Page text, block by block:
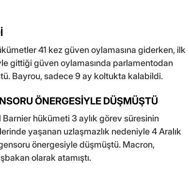
41 kez güven oylamasına giderken, ilk
gittiği güven oylamasında parlamentodan
Bayrou, sadece 9 ay koltukta kalabildi.
ÖNERGESİYLE DÜŞMÜŞTÜ
hükümeti 3 aylık görev süresinin
yaşanan uzlaşmazlık nedeniyle 4 Aralık
önergesiyle düşmüştü. Macron,
olarak atamıştı.